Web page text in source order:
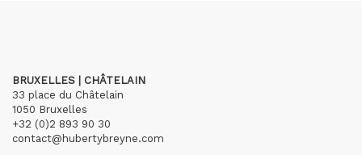
BRUXELLES | CHÂTELAIN
33 place du Châtelain
1050 Bruxelles
+32 (0)2 893 90 30
contact@hubertybreyne.com